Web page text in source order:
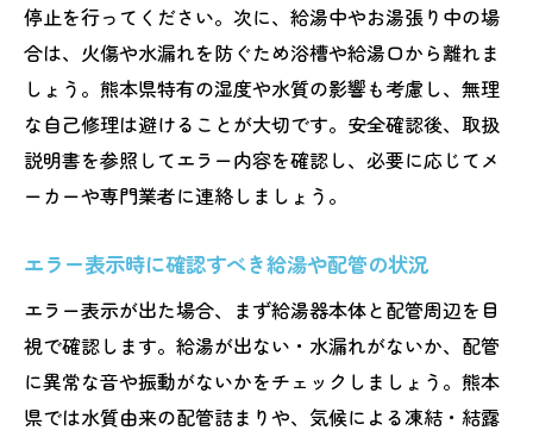
停止を行ってください。次に、給湯中やお湯張り中の場
合は、火傷や水漏れを防ぐため浴槽や給湯口から離れま
しょう。熊本県特有の湿度や水質の影響も考慮し、無理
な自己修理は避けることが大切です。安全確認後、取扱
説明書を参照してエラー内容を確認し、必要に応じてメ
ーカーや専門業者に連絡しましょう。
エラー表示時に確認すべき給湯や配管の状況
エラー表示が出た場合、まず給湯器本体と配管周辺を目
視で確認します。給湯が出ない・水漏れがないか、配管
に異常な音や振動がないかをチェックしましょう。熊本
県では水質由来の配管詰まりや、気候による凍結・結露